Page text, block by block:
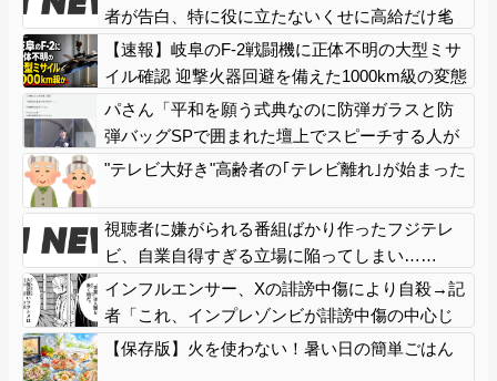
者が告白、特に役に立たないくせに高給だけ毟
り取った結果……
【速報】岐阜のF-2戦闘機に正体不明の大型ミサ
イル確認 迎撃火器回避を備えた1000km級の変態
ミサイルか
パさん「平和を願う式典なのに防弾ガラスと防
弾バッグSPで囲まれた壇上でスピーチする人が
総理大臣」
"テレビ大好き"高齢者の｢テレビ離れ｣が始まった
視聴者に嫌がられる番組ばかり作ったフジテレ
ビ、自業自得すぎる立場に陥ってしまい……
インフルエンサー、Xの誹謗中傷により自殺→記
者「これ、インプレゾンビが誹謗中傷の中心じ
ゃね？」→分析していくとヤバイ真実が浮かび
【保存版】火を使わない！暑い日の簡単ごはん